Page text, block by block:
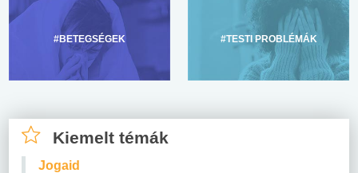
#BETEGSÉGEK #TESTI PROBLÉMÁK
Kiemelt témák
Jogaid